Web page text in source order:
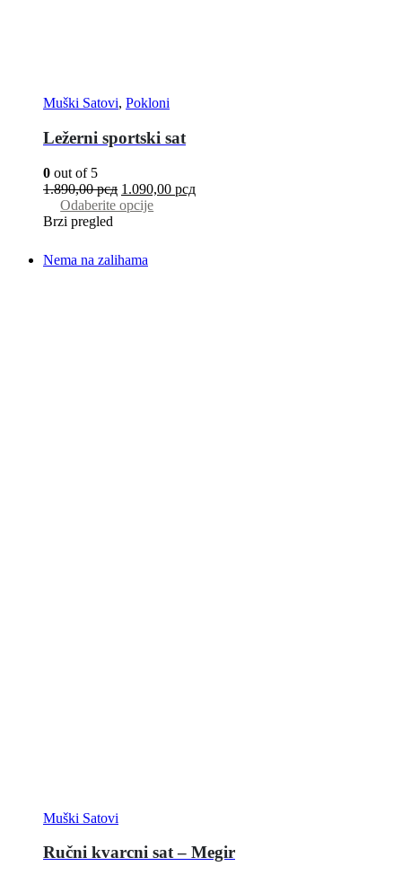
Muški Satovi, Pokloni
Ležerni sportski sat
0 out of 5
1.890,00рсд 1.090,00 рсд
Odaberite opcije
Brzi pregled
Nema na zalihama
Muški Satovi
Ručni kvarcni sat – Megir